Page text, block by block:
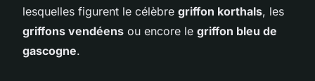
lesquelles figurent le célèbre griffon korthals, les
griffons vendéens ou encore le griffon bleu de
gascogne.